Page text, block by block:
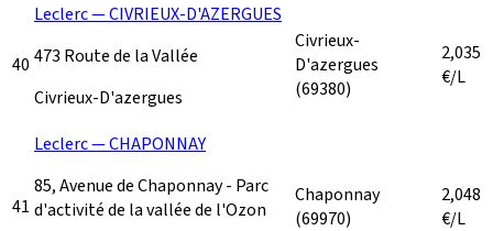
40
Leclerc — CIVRIEUX-D'AZERGUES
473 Route de la Vallée
Civrieux-D'azergues
Civrieux-
D'azergues
(69380)
2,035
€/L
41
Leclerc — CHAPONNAY
85, Avenue de Chaponnay - Parc
d'activité de la vallée de l'Ozon
Chaponnay
(69970)
2,048
€/L